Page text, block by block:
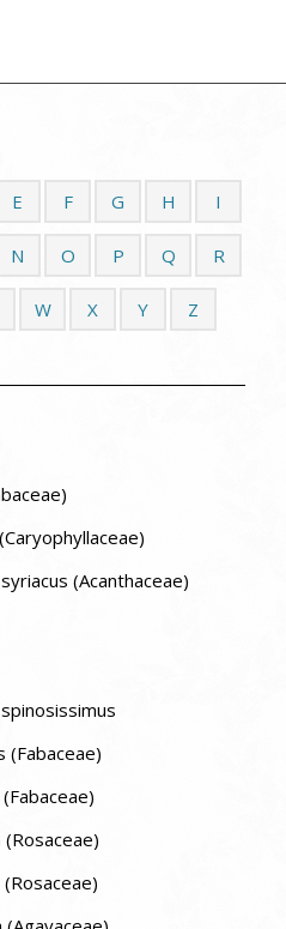
E F G H I
N O P Q R
W X Y Z
(Acanthaceae)
(Fabaceae)